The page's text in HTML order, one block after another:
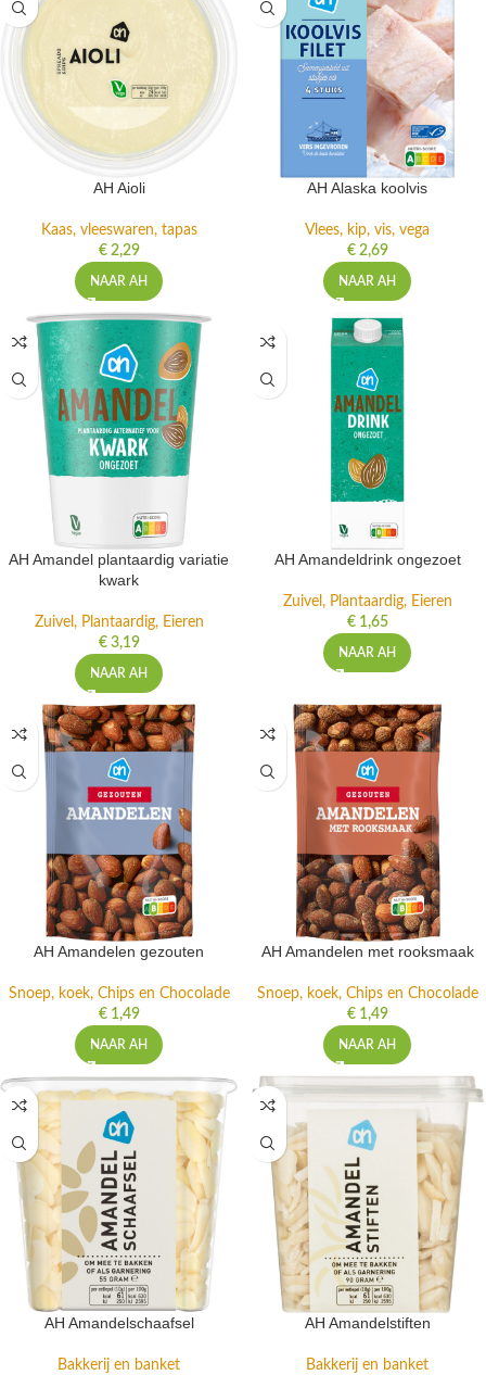
AH Aioli
Kaas, vleeswaren, tapas
€2,29
NAAR AH
AH Alaska koolvis
Vlees, kip, vis, vega
€2,69
NAAR AH
AH Amandel plantaardig variatie
kwark
Zuivel, Plantaardig, Eieren
€3,19
NAAR AH
AH Amandeldrink ongezoet
Zuivel, Plantaardig, Eieren
€1,65
NAAR AH
AH Amandelen gezouten
Snoep, koek, Chips en Chocolade
€1,49
NAAR AH
AH Amandelen met rooksmaak
Snoep, koek, Chips en Chocolade
€1,49
NAAR AH
AH Amandelschaafsel
Bakkerij en banket
AH Amandelstiften
Bakkerij en banket